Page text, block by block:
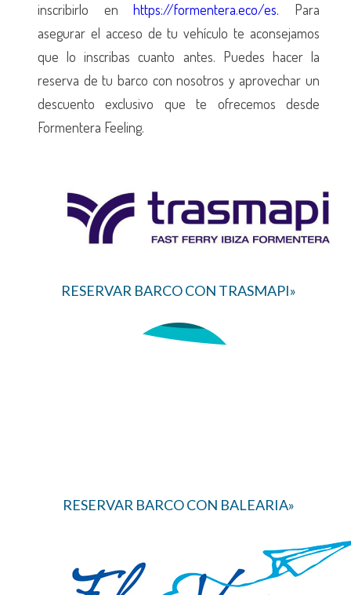
inscribirlo en https://formentera.eco/es. Para
asegurar el acceso de tu vehículo te aconsejamos
que lo inscribas cuanto antes. Puedes hacer la
reserva de tu barco con nosotros y aprovechar un
descuento exclusivo que te ofrecemos desde
Formentera Feeling.
RESERVAR BARCO CON TRASMAPI»
RESERVAR BARCO CON BALEARIA»